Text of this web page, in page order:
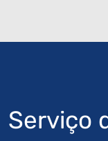
Serviço